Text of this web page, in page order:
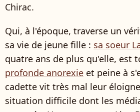
Chirac.
Qui, à l'époque, traverse un
sa vie de jeune fille : sa soeur
quatre ans de plus qu'elle, est
profonde anorexie et peine à
cadette vit très mal leur
situation difficile dont les